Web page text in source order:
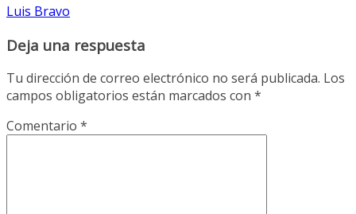
Luis Bravo
Deja una respuesta
Tu dirección de correo electrónico no será publicada. Los
campos obligatorios están marcados con *
Comentario *